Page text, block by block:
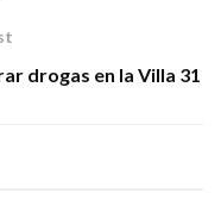
drogas en la Villa 31